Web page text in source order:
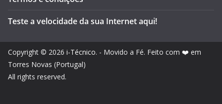
Teste a velocidade da sua Internet aqui!
Copyright © 2026 i-Técnico. - Movido a Fé. Feito com ❤️ em
Torres Novas (Portugal)
All rights reserved.